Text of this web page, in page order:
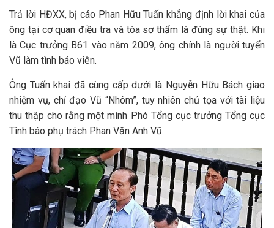
Trả lời HĐXX, bị cáo Phan Hữu Tuấn khẳng định lời khai của
ông tại cơ quan điều tra và tòa sơ thẩm là đúng sự thật. Khi
là Cục trưởng B61 vào năm 2009, ông chính là người tuyển
Vũ làm tình báo viên.
Ông Tuấn khai đã cùng cấp dưới là Nguyễn Hữu Bách giao
nhiệm vụ, chỉ đạo Vũ “Nhôm”, tuy nhiên chủ tọa với tài liệu
thu thập cho rằng một mình Phó Tổng cục trưởng Tổng cục
Tình báo phụ trách Phan Văn Anh Vũ.